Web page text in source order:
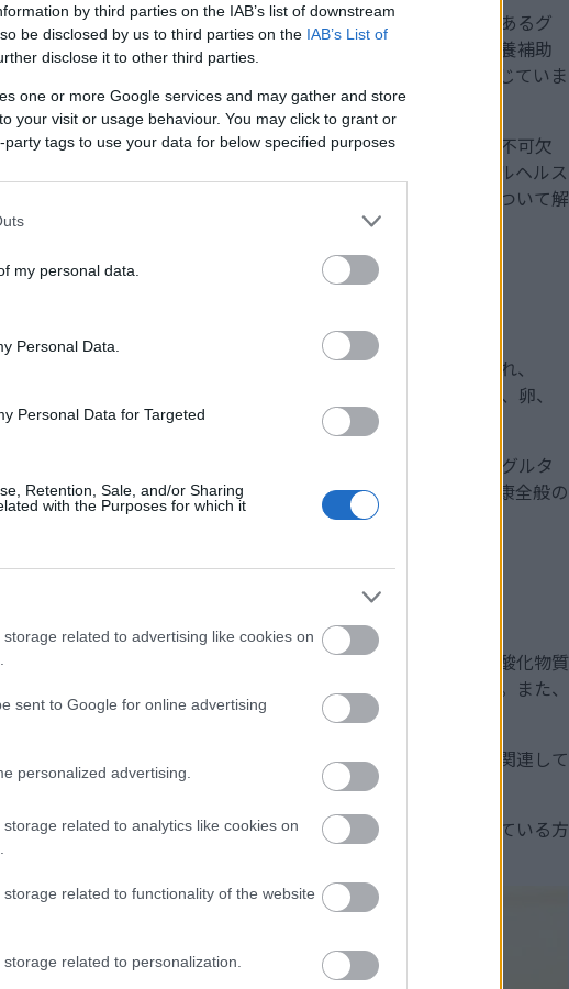
by third parties on the IAB’s list of downstream
be disclosed by us to third parties on the IAB’s List of
disclose it to other third parties.
one or more Google services and may gather and store
your visit or usage behaviour. You may click to grant or
tags to use your data for below specified purposes
my personal data.
Personal Data.
Personal Data for Targeted
Retention, Sale, and/or Sharing
with the Purposes for which it
related to advertising like cookies on
sent to Google for online advertising
personalized advertising.
related to analytics like cookies on
related to functionality of the website
related to personalization.
テイン由来の強力なサプリメントです。強力な抗酸化物質であるグ
要な役割を果たします。NAC入門では、医薬品から人気の栄養補助
ストレスや炎症を抑えるといったNACの治療効果に魅力を感じていま
その幅広い健康効果が明らかになります。呼吸器系の健康に不可欠
に有益です。また、酸化ダメージを軽減することで、メンタルヘルス
要では、健康とウェルネスにおけるNACの重要性の高まりについて解
ですか?
テインのアセチル化体です。メチオニンとセリンから合成され、
テイン自体は体内で自然に生成されますが、鶏肉、七面鳥肉、卵、
ルを高めることができます。
あるグルタチオンの前駆体としての役割を強調しています。グルタ
カルを中和し、解毒をサポートします。そのため、NACは健康全般の
内でどのように働くか
ニズムを通じて重要な役割を果たします。NACは、重要な抗酸化物質
酸化作用は、細胞を酸化ストレスから守るために不可欠です。また、
るのに役立ちます。
ことが示されています。この炎症の減少は様々な健康状態と関連して
上で重要な要素です。
します。この機能は呼吸機能を高め、呼吸器系の問題を抱えている方